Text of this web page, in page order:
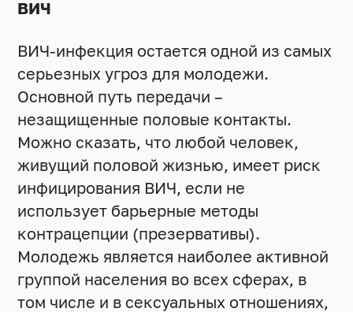
ВИЧ
ВИЧ-инфекция остается одной из самых
серьезных угроз для молодежи.
Основной путь передачи –
незащищенные половые контакты.
Можно сказать, что любой человек,
живущий половой жизнью, имеет риск
инфицирования ВИЧ, если не
использует барьерные методы
контрацепции (презервативы).
Молодежь является наиболее активной
группой населения во всех сферах, в
том числе и в сексуальных отношениях,